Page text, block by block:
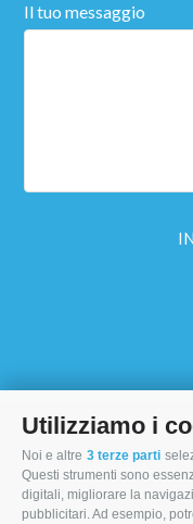
Utilizziamo i
Noi e altre 3 terze parti
Questi strumenti sono
digitali, migliorare la
pubblicitari. Ad esempio,
Il tuo messaggio
I MORI STOCK
Via Maranello,